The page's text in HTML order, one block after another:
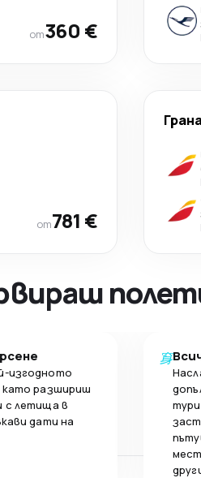
от360 €
от781 €
изгодното
като разшириш
с летища в
дати на